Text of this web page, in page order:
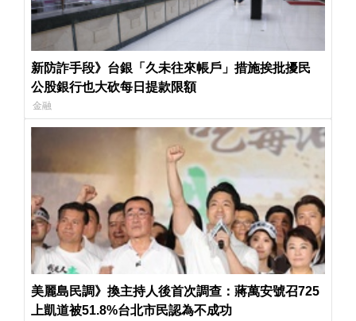
新防詐手段》台銀「久未往來帳戶」措施挨批擾民
公股銀行也大砍每日提款限額
金融
美麗島民調》換主持人後首次調查：蔣萬安號召725
上凱道被51.8%台北市民認為不成功